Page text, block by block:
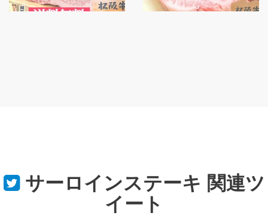
サーロインステーキ 関連ツ
イート